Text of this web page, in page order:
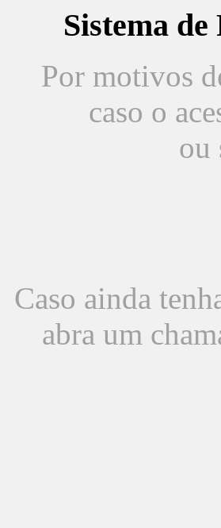
Sistema
Por motivos
caso o
ou
Caso ainda
abra um